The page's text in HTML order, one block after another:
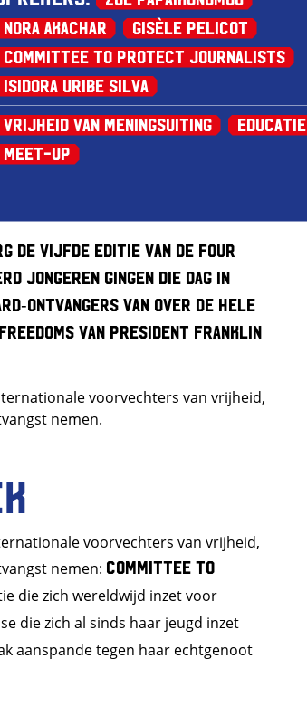
Nora Akachar
Gisèle Pelicot
Committee to Protect Journalists
Isidora Uribe Silva
Vrijheid van Meningsuiting
Educatie
Meet-up
de vijfde editie van de Four
jongeren gingen die dag in
van over de hele
van president Franklin
voorvechters van vrijheid,
nemen.
voorvechters van vrijheid,
nemen: Committee to
die zich wereldwijd inzet voor
die zich al sinds haar jeugd inzet
aanspande tegen haar echtgenoot